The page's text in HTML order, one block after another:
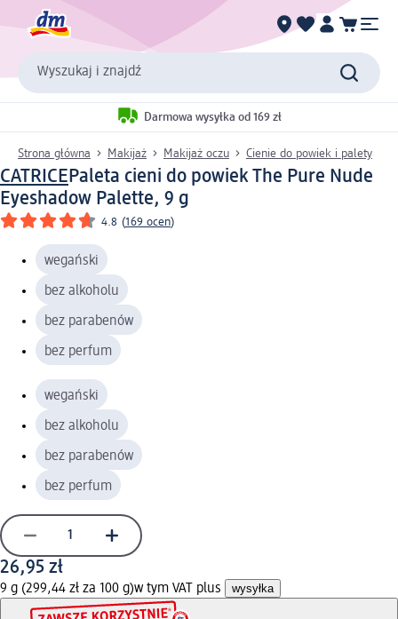
Wyszukaj i znajdź
Darmowa wysyłka od 169 zł
Strona główna Makijaż Makijaż oczu Cienie do powiek i palety
CATRICEPaleta cieni do powiek The Pure Nude
Eyeshadow Palette, 9 g
4.8 (169 ocen)
wegański
bez alkoholu
bez parabenów
bez perfum
wegański
bez alkoholu
bez parabenów
bez perfum
26,95 zł
9 g (299,44 zł za 100 g)w tym VAT plus wysyłka